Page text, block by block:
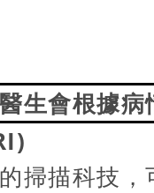
生會根據
掃描科技，